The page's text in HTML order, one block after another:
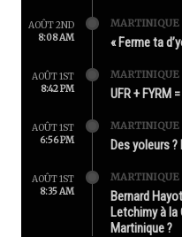
AOÛT 2ND
8:08 AM
MARTINIQUE
« Ferme ta
AOÛT 1ST
8:42 PM
MARTINIQUE
UFR + FYRM
AOÛT 1ST
6:56 PM
MARTINIQUE
Des yoleurs
AOÛT 1ST
8:35 AM
MARTINIQUE
Bernard
Letchimy à
Martinique ?